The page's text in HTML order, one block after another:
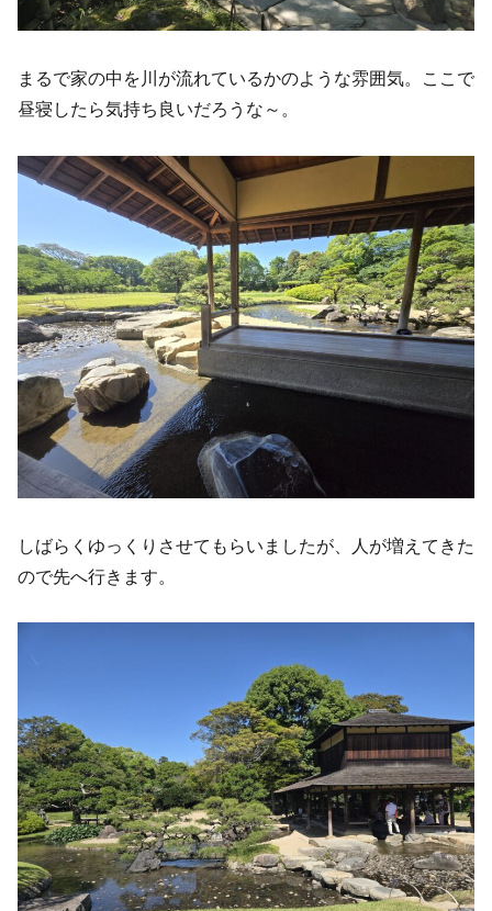
まるで家の中を川が流れているかのような雰囲気。ここで
昼寝したら気持ち良いだろうな～。
しばらくゆっくりさせてもらいましたが、人が増えてきた
ので先へ行きます。